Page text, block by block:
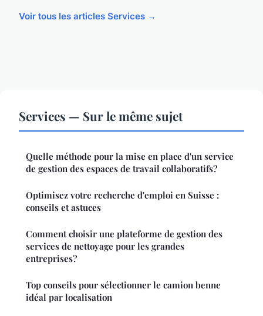
Voir tous les articles Services →
Services — Sur le même sujet
Quelle méthode pour la mise en place d'un service
de gestion des espaces de travail collaboratifs?
Optimisez votre recherche d'emploi en Suisse :
conseils et astuces
Comment choisir une plateforme de gestion des
services de nettoyage pour les grandes
entreprises?
Top conseils pour sélectionner le camion benne
idéal par localisation